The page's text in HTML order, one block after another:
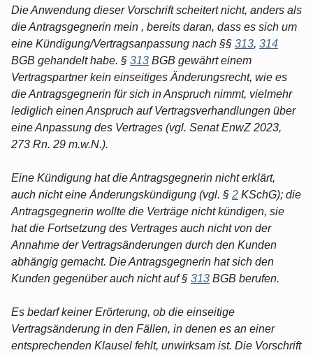
Die Anwendung dieser Vorschrift scheitert nicht, anders als
die Antragsgegnerin mein , bereits daran, dass es sich um
eine Kündigung/Vertragsanpassung nach §§ 313, 314
BGB gehandelt habe. § 313 BGB gewährt einem
Vertragspartner kein einseitiges Änderungsrecht, wie es
die Antragsgegnerin für sich in Anspruch nimmt, vielmehr
lediglich einen Anspruch auf Vertragsverhandlungen über
eine Anpassung des Vertrages (vgl. Senat EnwZ 2023,
273 Rn. 29 m.w.N.).
Eine Kündigung hat die Antragsgegnerin nicht erklärt,
auch nicht eine Änderungskündigung (vgl. § 2 KSchG); die
Antragsgegnerin wollte die Verträge nicht kündigen, sie
hat die Fortsetzung des Vertrages auch nicht von der
Annahme der Vertragsänderungen durch den Kunden
abhängig gemacht. Die Antragsgegnerin hat sich den
Kunden gegenüber auch nicht auf § 313 BGB berufen.
Es bedarf keiner Erörterung, ob die einseitige
Vertragsänderung in den Fällen, in denen es an einer
entsprechenden Klausel fehlt, unwirksam ist. Die Vorschrift